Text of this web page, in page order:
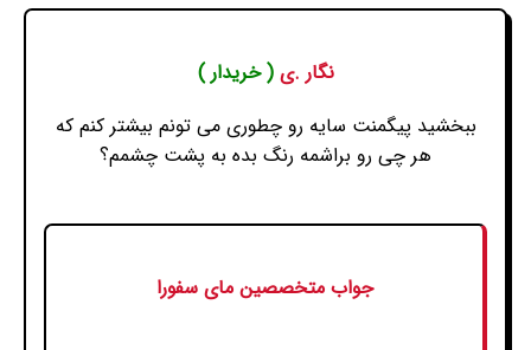
نگار .ی( خریدار )
ببخشید پیگمنت سایه رو چطوری می تونم بیشتر کنم که
هر چی رو براشمه رنگ بده به پشت چشمم؟
جواب متخصصین مای سفورا